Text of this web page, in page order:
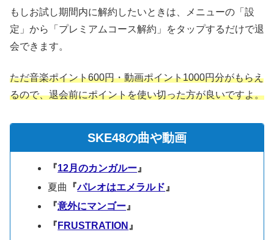
もしお試し期間内に解約したいときは、メニューの「設
定」から「プレミアムコース解約」をタップするだけで退
会できます。
ただ音楽ポイント600円・動画ポイント1000円分がもらえ
るので、退会前にポイントを使い切った方が良いですよ。
SKE48の曲や動画
『12月のカンガルー 』
夏曲
『パレオはエメラルド 』
『意外にマンゴー 』
『 FRUSTRATION 』